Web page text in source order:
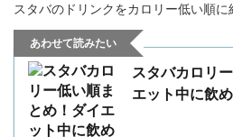
スタバのドリンクをカロリー低い順に
あわせて読みたい
スタバカロリ
エット中に飲